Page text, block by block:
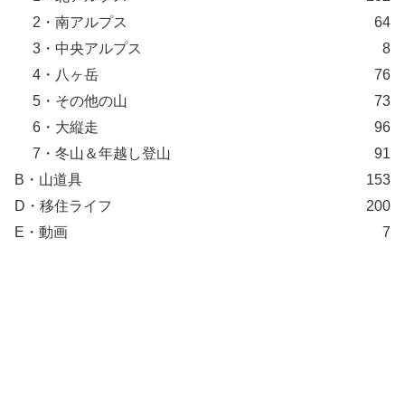
2・南アルプス
64
3・中央アルプス
8
4・八ヶ岳
76
5・その他の山
73
6・大縦走
96
7・冬山＆年越し登山
91
B・山道具
153
D・移住ライフ
200
E・動画
7